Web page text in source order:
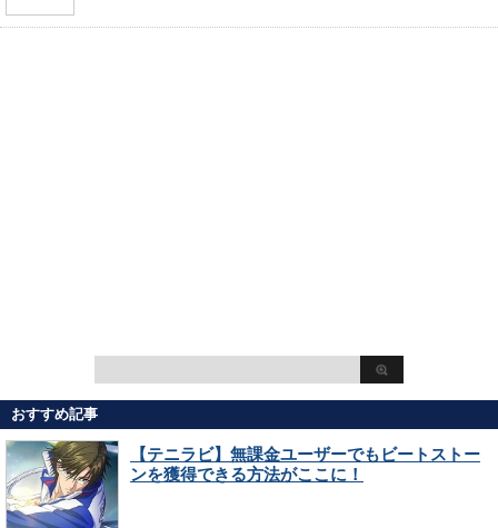
おすすめ記事
【テニラビ】無課金ユーザーでもビートストー
ンを獲得できる方法がここに！